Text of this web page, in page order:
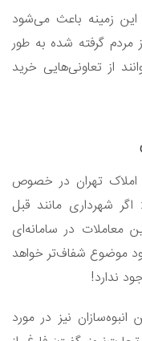
زمینه باعث می‌شود
مردم گرفته شده به طور
از تعاونی‌هایی خرید
املاک تهران در خصوص
شهرداری مانند قبل
معاملات در سامانه‌ای
موضوع شفاف‌تر خواهد
ندارد!
نیز در مورد